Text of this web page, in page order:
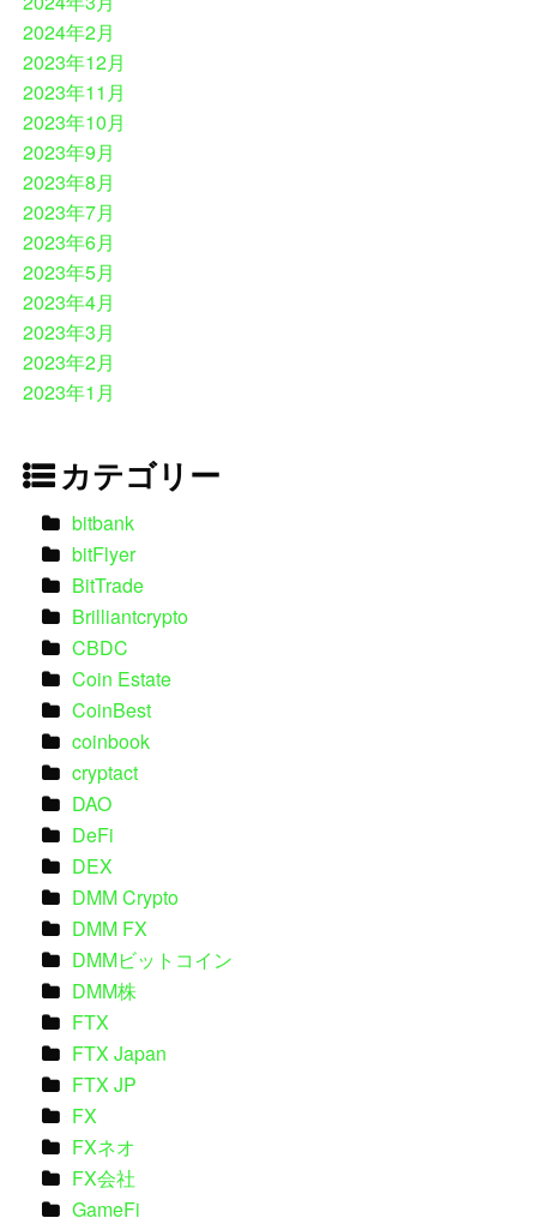
2024年2月
2023年12月
2023年11月
2023年10月
2023年9月
2023年8月
2023年7月
2023年6月
2023年5月
2023年4月
2023年3月
2023年2月
2023年1月
カテゴリー
bitbank
bitFlyer
BitTrade
Brilliantcrypto
CBDC
Coin Estate
CoinBest
coinbook
cryptact
DAO
DeFi
DEX
DMM Crypto
DMM FX
DMMビットコイン
DMM株
FTX
FTX Japan
FTX JP
FX
FXネオ
FX会社
GameFi